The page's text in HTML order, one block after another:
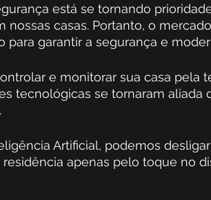
está se tornando
nossas casas. Portanto, o
garantir a segurança e
e monitorar sua casa pela
tecnológicas se tornaram aliada
Artificial, podemos
apenas pelo toque no